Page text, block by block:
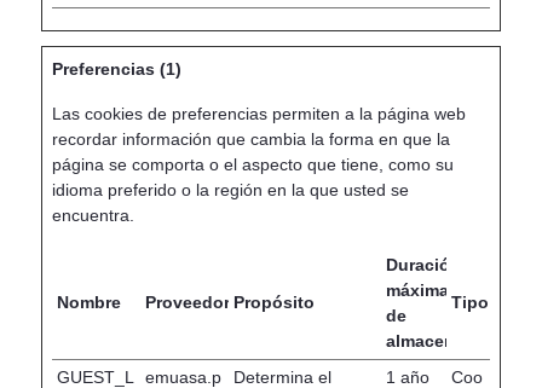
Preferencias (1)
Las cookies de preferencias permiten a la página web
recordar información que cambia la forma en que la
página se comporta o el aspecto que tiene, como su
idioma preferido o la región en la que usted se
encuentra.
Nombre Proveedor Propósito
Duración
máxima
de
almacenamiento
Tipo
GUEST_L
emuasa.p
Determina el
1 año
Coo